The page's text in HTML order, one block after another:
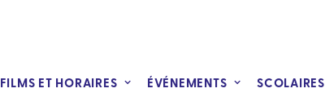
FILMS ET HORAIRES ÉVÉNEMENTS SCOLAIRES